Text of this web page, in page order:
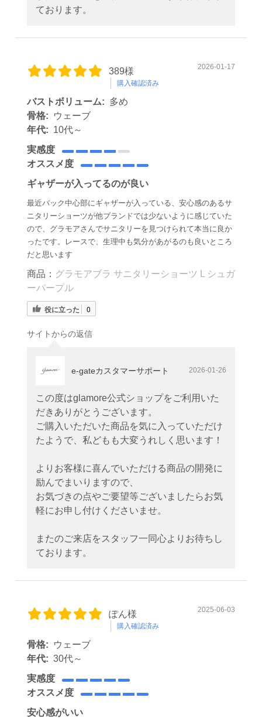
ております。
389様
購入確認済み
2026-01-17
バストボリューム: 多め
骨格:
ウェーブ
年代: 10代～
実感度
オススメ度
ギャザーが入ってるのが良い
最近バック中心部にギャザーが入っている、安心感のあるサ
ニタリーショーツが他ブランドでは少ないように感じていた
ので、グラモアさんでサニタリーを見つけられて本当に良か
ったです。レースで、生理中も気分があがるのも良いところ
だと思います
商品： グラモアブラ サニタリーショーツ L シュガ
ーパープル
役に立った 0
サイトからの返信
e-gateカスタマーサポート 2026-01-26
この度はglamore公式ショップをご利用いた
だきありがとうございます。
ご購入いただいた商品を気に入っていただけ
たようで、私どもも大変うれしく思います！
よりお客様に喜んでいただける商品の開発に
励んでまいりますので、
お気づきの点やご要望等ございましたらお気
軽にお申し付けくださいませ。
またのご来店をスタッフ一同心よりお待ちし
ております。
ぽん様
購入確認済み
2025-06-03
骨格:
ウェーブ
年代: 30代～
実感度
オススメ度
安心感がいい